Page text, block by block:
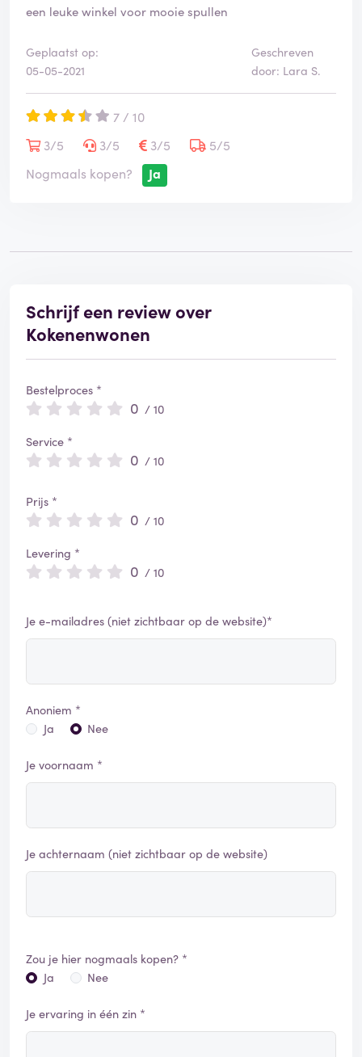
een leuke winkel voor mooie spullen
Geplaatst op:
05-05-2021
Geschreven
door: Lara S.
7 / 10
3/5
3/5 3/5
5/5
Nogmaals kopen?
Ja
Schrijf een review over
Kokenenwonen
Bestelproces *
0 / 10
Service *
0 / 10
Prijs *
0 / 10
Levering *
0 / 10
Je e-mailadres (niet zichtbaar op de website)*
Anoniem *
Ja
Nee
Je voornaam *
Je achternaam (niet zichtbaar op de website)
Zou je hier nogmaals kopen? *
Ja
Nee
Je ervaring in één zin *